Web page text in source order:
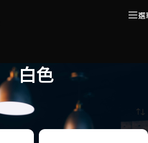
選
白色